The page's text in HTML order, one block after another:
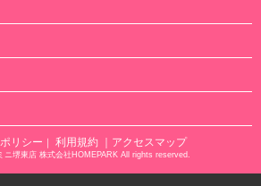
リシー 利用規約 ｜アクセスマップ
ニ堺東店 株式会社HOMEPARK All rights reserved.